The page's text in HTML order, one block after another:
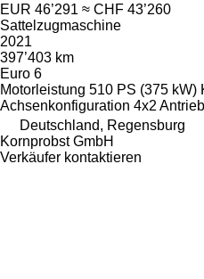
EUR 46’291 ≈ CHF 43’260
Sattelzugmaschine
2021
397’403 km
Euro 6
Motorleistung 510 PS (375 kW)
Achsenkonfiguration 4x2
Deutschland, Regensburg
Kornprobst GmbH
Verkäufer kontaktieren